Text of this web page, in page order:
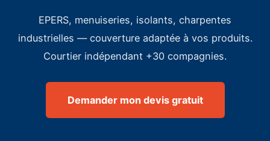
EPERS, menuiseries, isolants, charpentes
industrielles — couverture adaptée à vos produits.
Courtier indépendant +30 compagnies.
Demander mon devis gratuit